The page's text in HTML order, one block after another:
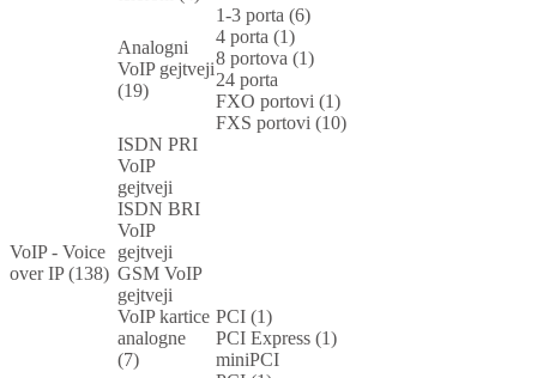
VoIP - Voice
over IP (138)
Analogni
VoIP gejtveji
(19)
1-3 porta (6)
4 porta (1)
8 portova (1)
24 porta
FXO portovi (1)
FXS portovi (10)
ISDN PRI
VoIP
gejtveji
ISDN BRI
VoIP
gejtveji
GSM VoIP
gejtveji
VoIP kartice
analogne
(7)
PCI (1)
PCI Express (1)
miniPCI